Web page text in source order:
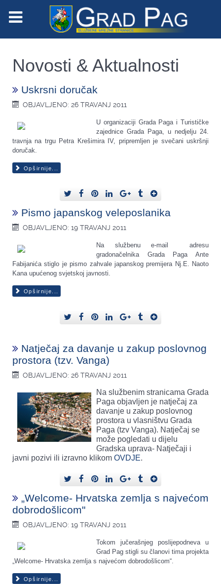
Novosti & Aktualnosti
Uskrsni doručak
OBJAVLJENO: 26 TRAVANJ 2011
U organizaciji Grada Paga i Turističke
zajednice Grada Paga, u nedjelju 24.
travnja na trgu Petra Krešimira IV, pripremljen je svečani uskršnji
doručak.
Opširnije...
Pismo japanskog veleposlanika
OBJAVLJENO: 19 TRAVANJ 2011
Na službenu e-mail adresu
gradonačelnika Grada Paga Ante
Fabijanića stiglo je pismo zahvale japanskog premijera Nj.E. Naoto
Kana upućenog svjetskoj javnosti.
Opširnije...
Natječaj za davanje u zakup poslovnog
prostora (tzv. Vanga)
OBJAVLJENO: 26 TRAVANJ 2011
Na službenim stranicama Grada
Paga objavljen je natječaj za
davanje u zakup poslovnog
prostora u vlasništvu Grada
Paga (tzv Vanga). Natječaj se
može pogledati u dijelu
Gradska uprava- Natječaji i
javni pozivi ili izravno klikom OVDJE.
„Welcome- Hrvatska zemlja s najvećom
dobrodošlicom"
OBJAVLJENO: 19 TRAVANJ 2011
Tokom jučerašnjeg poslijepodneva u
Grad Pag stigli su članovi tima projekta
„Welcome- Hrvatska zemlja s najvećom dobrodošlicom“.
Opširnije...